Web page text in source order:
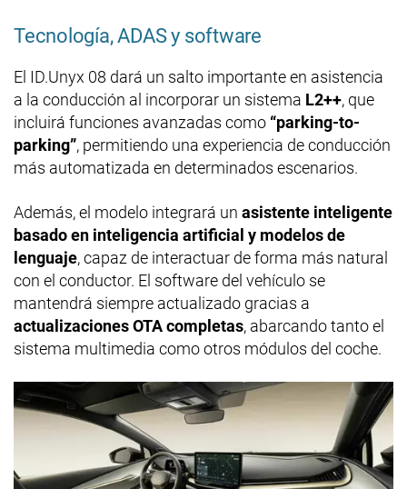
Tecnología, ADAS y software
El ID.Unyx 08 dará un salto importante en asistencia
a la conducción al incorporar un sistema L2++, que
incluirá funciones avanzadas como “parking-to-
parking”, permitiendo una experiencia de conducción
más automatizada en determinados escenarios.
Además, el modelo integrará un asistente inteligente
basado en inteligencia artificial y modelos de
lenguaje, capaz de interactuar de forma más natural
con el conductor. El software del vehículo se
mantendrá siempre actualizado gracias a
actualizaciones OTA completas, abarcando tanto el
sistema multimedia como otros módulos del coche.